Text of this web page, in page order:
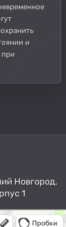
и
при
Новгород,
1
63Дк1 —